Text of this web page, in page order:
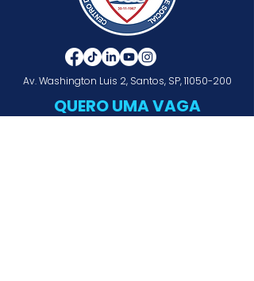
Av. Washington Luis 2, Santos, SP,11050-200
QUERO UMA VAGA